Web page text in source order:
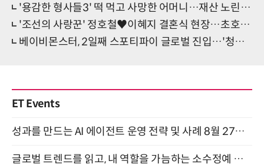
'용감한 형사들3' 떡 먹고 사망한 어머니…재산 노린 아들의 범행?
'조선의 사랑꾼' 정호철♥이혜지 결혼식 현장…초호화 하객 라인업
베이비몬스터, 2일째 스포티파이 글로벌 진입…'청량담백 K팝 속 새 긴장감' 호평
ET Events
성과를 만드는 AI 에이전트 운영 전략 및 사례 8월 27일 개최
글로벌 트렌드를 읽고, 내 역할을 가늠하는 소수정예 실습 워크숍 (8/28)